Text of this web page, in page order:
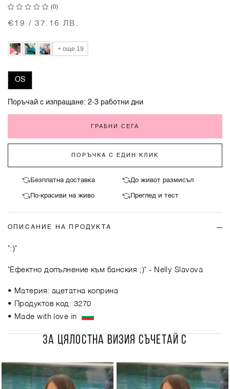
(0)
€19 / 37.16 ЛВ.
+ още 19
OS
Поръчай с изпращане: 2-3 работни дни
ГРАБНИ СЕГА
ПОРЪЧКА С ЕДИН КЛИК
Безплатна доставка До живот размисъл
По-красиви на живо Преглед и тест
ОПИСАНИЕ НА ПРОДУКТА
":)"
"Ефектно допълнение към банския ;)" - Nelly Slavova
• Материя: ацетатна коприна
• Продуктов код: 3270
• Made with love in
ЗА ЦЯЛОСТНА ВИЗИЯ СЪЧЕТАЙ С